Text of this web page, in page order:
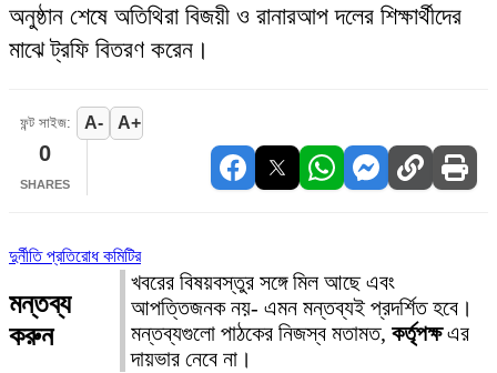
অনুষ্ঠান শেষে অতিথিরা বিজয়ী ও রানারআপ দলের শিক্ষার্থীদের
মাঝে ট্রফি বিতরণ করেন।
ফন্ট সাইজ: A- A+
0
SHARES
দুর্নীতি প্রতিরোধ কমিটির
মন্তব্য
করুন
খবরের বিষয়বস্তুর সঙ্গে মিল আছে এবং
আপত্তিজনক নয়- এমন মন্তব্যই প্রদর্শিত হবে।
মন্তব্যগুলো পাঠকের নিজস্ব মতামত, কর্তৃপক্ষএর
দায়ভার নেবে না।